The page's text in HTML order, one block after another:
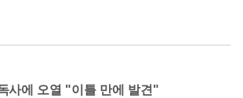
사에 오열 "이틀 만에 발견"